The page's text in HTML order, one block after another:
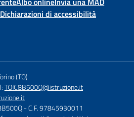
Dichiarazioni di accessibilità
(TO)
TOIC8B500Q@istruzione.it
- C.F. 97845930011